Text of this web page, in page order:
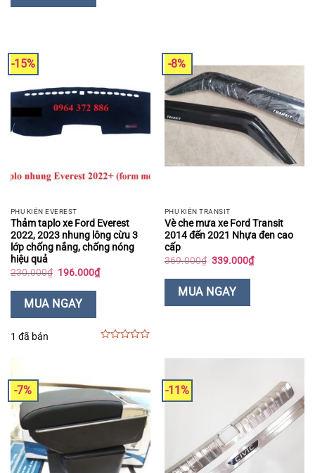
-15%
PHỤ KIỆN EVEREST
Thảm taplo xe Ford Everest
2022, 2023 nhung lông cừu 3
lớp chống nắng, chống nóng
hiệu quả
230.000₫ Giá
là:
230.000₫.
196.000₫Giá
hiện
MUA NGAY
1 đã bán
-8%
PHỤ KIỆN TRANSIT
Vè che mưa xe Ford Transit
2014 đến 2021 Nhựa đen cao
cấp
369.000₫ Giá
là:
369.000₫.
339.000₫Giá
hiện
MUA NGAY
-7% -11%